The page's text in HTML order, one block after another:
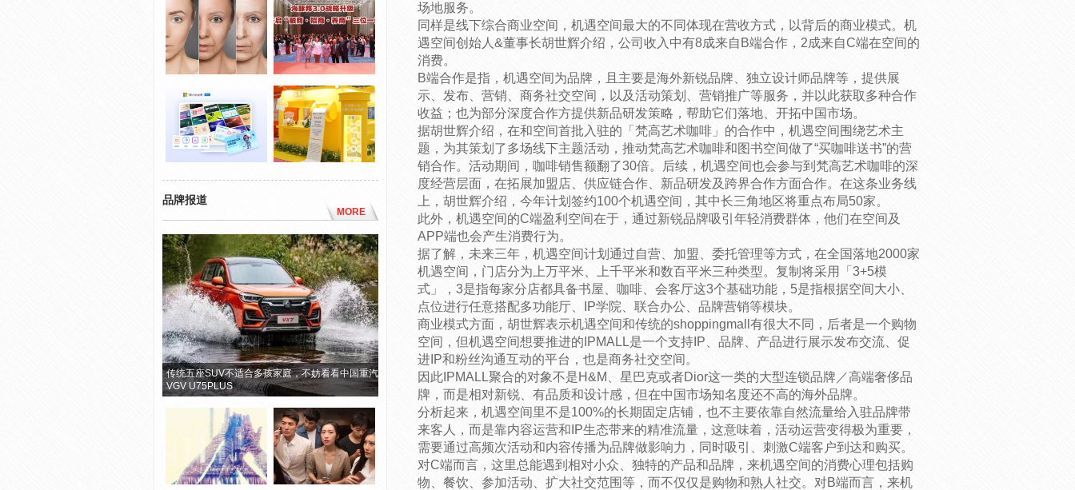
品牌报道
MORE
传统五座SUV不适合多孩家庭，不妨看看中国重汽
VGV U75PLUS
场地服务。
同样是线下综合商业空间，机遇空间最大的不同体现在营收方式，以背后的商业模式。机
遇空间创始人&董事长胡世辉介绍，公司收入中有8成来自B端合作，2成来自C端在空间的
消费。
B端合作是指，机遇空间为品牌，且主要是海外新锐品牌、独立设计师品牌等，提供展
示、发布、营销、商务社交空间，以及活动策划、营销推广等服务，并以此获取多种合作
收益；也为部分深度合作方提供新品研发策略，帮助它们落地、开拓中国市场。
据胡世辉介绍，在和空间首批入驻的「梵高艺术咖啡」的合作中，机遇空间围绕艺术主
题，为其策划了多场线下主题活动，推动梵高艺术咖啡和图书空间做了“买咖啡送书”的营
销合作。活动期间，咖啡销售额翻了30倍。后续，机遇空间也会参与到梵高艺术咖啡的深
度经营层面，在拓展加盟店、供应链合作、新品研发及跨界合作方面合作。在这条业务线
上，胡世辉介绍，今年计划签约100个机遇空间，其中长三角地区将重点布局50家。
此外，机遇空间的C端盈利空间在于，通过新锐品牌吸引年轻消费群体，他们在空间及
APP端也会产生消费行为。
据了解，未来三年，机遇空间计划通过自营、加盟、委托管理等方式，在全国落地2000家
机遇空间，门店分为上万平米、上千平米和数百平米三种类型。复制将采用「3+5模
式」，3是指每家分店都具备书屋、咖啡、会客厅这3个基础功能，5是指根据空间大小、
点位进行任意搭配多功能厅、IP学院、联合办公、品牌营销等模块。
商业模式方面，胡世辉表示机遇空间和传统的shoppingmall有很大不同，后者是一个购物
空间，但机遇空间想要推进的IPMALL是一个支持IP、品牌、产品进行展示发布交流、促
进IP和粉丝沟通互动的平台，也是商务社交空间。
因此IPMALL聚合的对象不是H&M、星巴克或者Dior这一类的大型连锁品牌／高端奢侈品
牌，而是相对新锐、有品质和设计感，但在中国市场知名度还不高的海外品牌。
分析起来，机遇空间里不是100%的长期固定店铺，也不主要依靠自然流量给入驻品牌带
来客人，而是靠内容运营和IP生态带来的精准流量，这意味着，活动运营变得极为重要，
需要通过高频次活动和内容传播为品牌做影响力，同时吸引、刺激C端客户到达和购买。
对C端而言，这里总能遇到相对小众、独特的产品和品牌，来机遇空间的消费心理包括购
物、餐饮、参加活动、扩大社交范围等，而不仅仅是购物和熟人社交。对B端而言，来机